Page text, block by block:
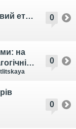
0
етап
0
на
0